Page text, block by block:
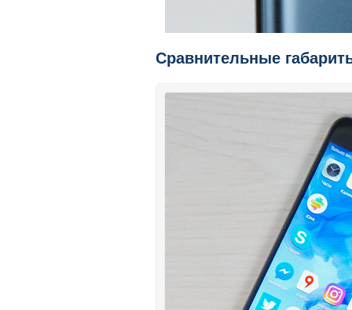
Сравнительные